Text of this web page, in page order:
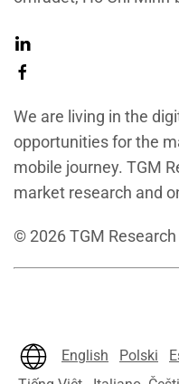
We are living in the
opportunities for the
mobile journey. TGM
market research and
© 2026TGM Research
English Polski